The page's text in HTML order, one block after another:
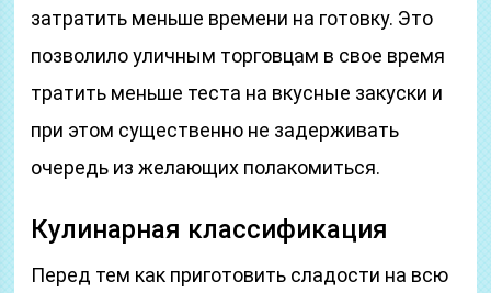
затратить меньше времени на готовку. Это
позволило уличным торговцам в свое время
тратить меньше теста на вкусные закуски и
при этом существенно не задерживать
очередь из желающих полакомиться.
Кулинарная классификация
Перед тем как приготовить сладости на всю